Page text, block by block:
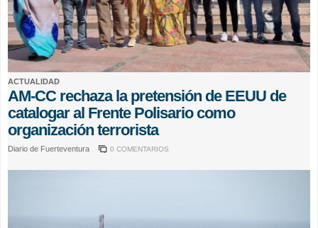
ACTUALIDAD
AM-CC rechaza la pretensión de EEUU de
catalogar al Frente Polisario como
organización terrorista
Diario de Fuerteventura 0 COMENTARIOS